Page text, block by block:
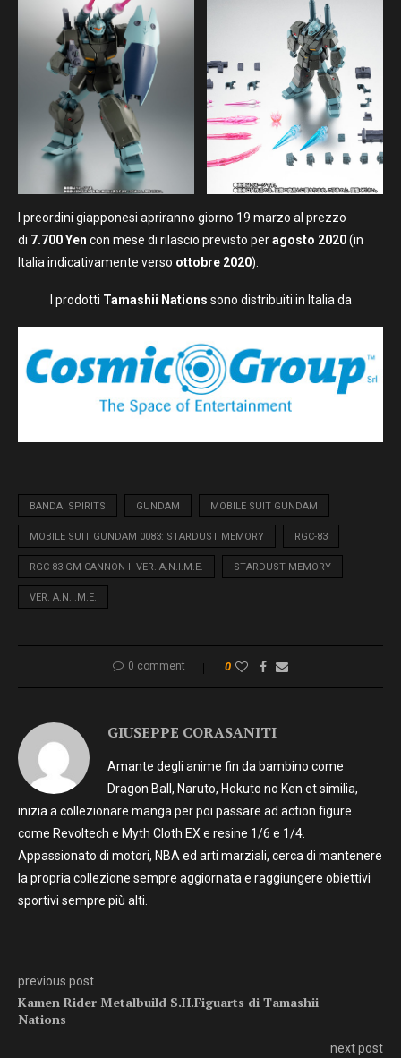
I preordini giapponesi apriranno giorno 19 marzo al prezzo
di 7.700 Yen con mese di rilascio previsto peragosto 2020(in
Italia indicativamente verso ottobre 2020).
I prodotti Tamashii Nations sono distribuiti in Italia da
BANDAI SPIRITS GUNDAM MOBILE SUIT GUNDAM
MOBILE SUIT GUNDAM 0083: STARDUST MEMORY RGC-83
RGC-83 GM CANNON II VER. A.N.I.M.E. STARDUST MEMORY
VER. A.N.I.M.E.
0 comment 0
GIUSEPPE CORASANITI
Amante degli anime fin da bambino come
Dragon Ball, Naruto, Hokuto no Ken et similia,
inizia a collezionare manga per poi passare ad action figure
come Revoltech e Myth Cloth EX e resine 1/6 e 1/4.
Appassionato di motori, NBA ed arti marziali, cerca di mantenere
la propria collezione sempre aggiornata e raggiungere obiettivi
sportivi sempre più alti.
previous post
Kamen Rider Metalbuild S.H.Figuarts di Tamashii
Nations
next post